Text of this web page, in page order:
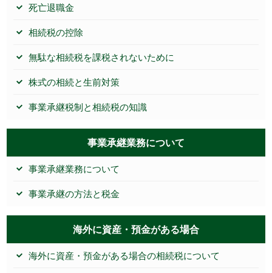
死亡退職金
相続税の控除
無駄な相続税を課税されないために
株式の相続と生前対策
事業承継税制と相続税の知識
事業承継業務について
事業承継業務について
事業承継の方法と税金
海外に資産・預金がある場合
海外に資産・預金がある場合の相続税について